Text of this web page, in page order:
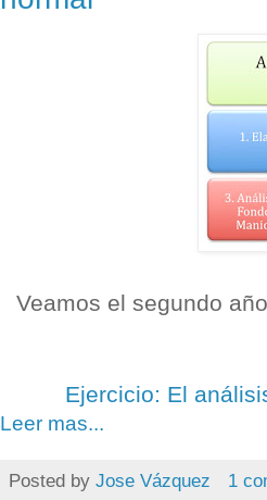
Veamos el segundo
Ejercicio: El
Leer mas...
Posted by Jose Vázquez
1